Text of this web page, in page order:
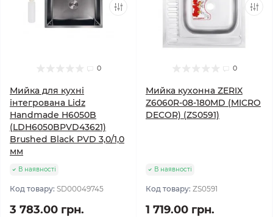
0
Мийка для кухні
інтегрована Lidz
Handmade H6050B
(LDH6050BPVD43621)
Brushed Black PVD 3,0/1,0
мм
В наявності
Код товару: SD00049745
3 783.00 грн.
0
Мийка кухонна ZERIX
Z6060R-08-180MD (MICRO
DECOR) (ZS0591)
В наявності
Код товару: ZS0591
1 719.00 грн.